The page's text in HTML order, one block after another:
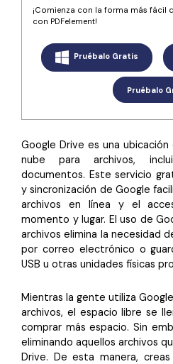
Convertir Word a PDF
Más herrmientas online
Profesionales
Firmar PDF
PDF por lotes
Censurar PDF
PDF OCR
Extraer datos de PDF
Proteger PDF
Compartir PDF
Soluciones completas
Educación
Servicio de TI
Todas las
Trucos para Windows
Trucos para móviles
Reseñas
Historias de clientes
Comparación de software
Usar mejor PDFelement
¿Qué hay de nuevo?
Especificaciones técnicas
Soporte de contacto
Guía del usuario
¡Comienza con la forma más fácil
con PDFelement!
Pruébalo Gratis
Pruébalo
Google Drive es una
nube para archivos,
documentos. Este servicio
y sincronización de Google
archivos en línea y el
momento y lugar. El uso de
archivos elimina la necesidad
por correo electrónico o
USB u otras unidades físicas
Mientras la gente utiliza
archivos, el espacio libre se
comprar más espacio. Sin
eliminando aquellos archivos
Drive. De esta manera,